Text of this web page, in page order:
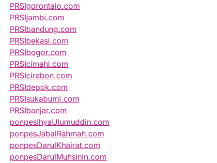
PRSIgorontalo.com
PRSIjambi.com
PRSIbandung.com
PRSIbekasi.com
PRSIbogor.com
PRSIcimahi.com
PRSIcirebon.com
PRSIdepok.com
PRSIsukabumi.com
PRSIbanjar.com
ponpesIhyaUlumuddin.com
ponpesJabalRahmah.com
ponpesDarulKhairat.com
ponpesDarulMuhsinin.com